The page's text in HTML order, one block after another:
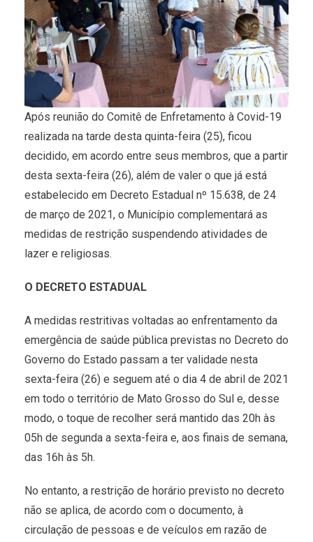
Após reunião do Comitê de Enfretamento à Covid-19
realizada na tarde desta quinta-feira (25), ficou
decidido, em acordo entre seus membros, que a partir
desta sexta-feira (26), além de valer o que já está
estabelecido em Decreto Estadual nº 15.638, de 24
de março de 2021, o Município complementará as
medidas de restrição suspendendo atividades de
lazer e religiosas.
O DECRETO ESTADUAL
A medidas restritivas voltadas ao enfrentamento da
emergência de saúde pública previstas no Decreto do
Governo do Estado passam a ter validade nesta
sexta-feira (26) e seguem até o dia 4 de abril de 2021
em todo o território de Mato Grosso do Sul e, desse
modo, o toque de recolher será mantido das 20h às
05h de segunda a sexta-feira e, aos finais de semana,
das 16h às 5h.
No entanto, a restrição de horário previsto no decreto
não se aplica, de acordo com o documento, à
circulação de pessoas e de veículos em razão de